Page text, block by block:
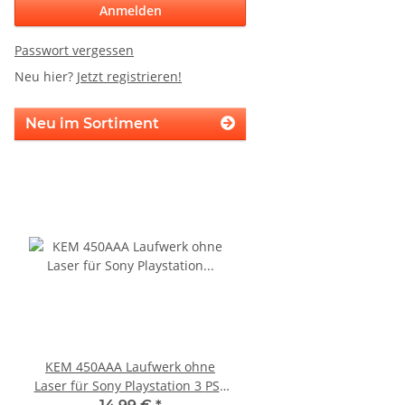
Anmelden
Passwort vergessen
Neu hier? Jetzt registrieren!
Neu im Sortiment
KEM 450AAA Laufwerk ohne
Laser für Sony Playstation 3 PS3